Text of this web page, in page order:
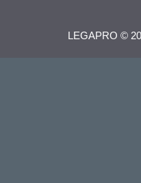
LEGAPRO ©